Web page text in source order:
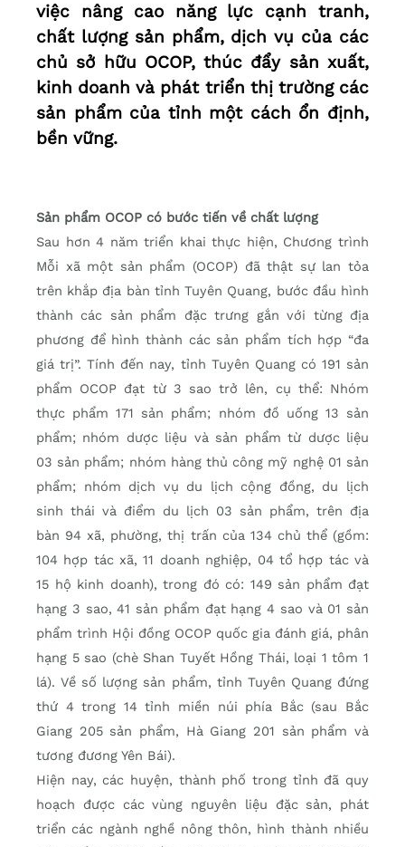
việc nâng cao năng lực cạnh tranh,
chất lượng sản phẩm, dịch vụ của các
chủ sở hữu OCOP, thúc đẩy sản xuất,
kinh doanh và phát triển thị trường các
sản phẩm của tỉnh một cách ổn định,
bền vững.
Sản phẩm OCOP có bước tiến về chất lượng
Sau hơn 4 năm triển khai thực hiện, Chương trình
Mỗi xã một sản phẩm (OCOP) đã thật sự lan tỏa
trên khắp địa bàn tỉnh Tuyên Quang, bước đầu hình
thành các sản phẩm đặc trưng gắn với từng địa
phương để hình thành các sản phẩm tích hợp “đa
giá trị”. Tính đến nay, tỉnh Tuyên Quang có 191 sản
phẩm OCOP đạt từ 3 sao trở lên, cụ thể: Nhóm
thực phẩm 171 sản phẩm; nhóm đồ uống 13 sản
phẩm; nhóm dược liệu và sản phẩm từ dược liệu
03 sản phẩm; nhóm hàng thủ công mỹ nghệ 01 sản
phẩm; nhóm dịch vụ du lịch cộng đồng, du lịch
sinh thái và điểm du lịch 03 sản phẩm, trên địa
bàn 94 xã, phường, thị trấn của 134 chủ thể (gồm:
104 hợp tác xã, 11 doanh nghiệp, 04 tổ hợp tác và
15 hộ kinh doanh), trong đó có: 149 sản phẩm đạt
hạng 3 sao, 41 sản phẩm đạt hạng 4 sao và 01 sản
phẩm trình Hội đồng OCOP quốc gia đánh giá, phân
hạng 5 sao (chè Shan Tuyết Hồng Thái, loại 1 tôm 1
lá). Về số lượng sản phẩm, tỉnh Tuyên Quang đứng
thứ 4 trong 14 tỉnh miền núi phía Bắc (sau Bắc
Giang 205 sản phẩm, Hà Giang 201 sản phẩm và
tương đương Yên Bái).
Hiện nay, các huyện, thành phố trong tỉnh đã quy
hoạch được các vùng nguyên liệu đặc sản, phát
triển các ngành nghề nông thôn, hình thành nhiều